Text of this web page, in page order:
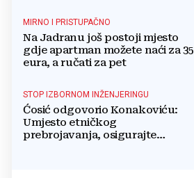
MIRNO I PRISTUPAČNO
Na Jadranu još postoji mjesto
gdje apartman možete naći za 35
eura, a ručati za pet
STOP IZBORNOM INŽENJERINGU
Ćosić odgovorio Konakoviću:
Umjesto etničkog
prebrojavanja, osigurajte